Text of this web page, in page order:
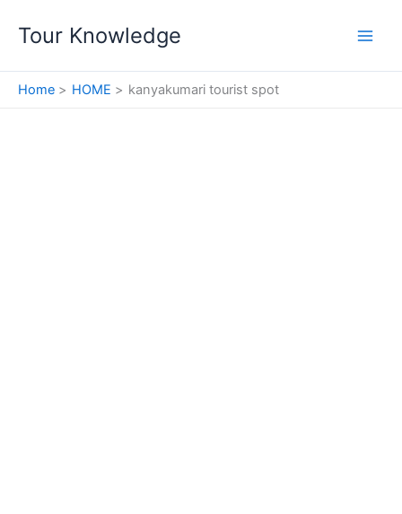
Tour Knowledge
Home HOME kanyakumari tourist spot